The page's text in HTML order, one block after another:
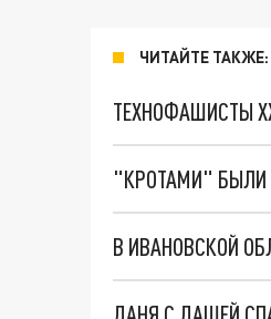
ЧИТАЙТЕ ТАКЖЕ:
ТЕХНОФАШИСТЫ
"КРОТАМИ" БЫЛИ
В ИВАНОВСКОЙ